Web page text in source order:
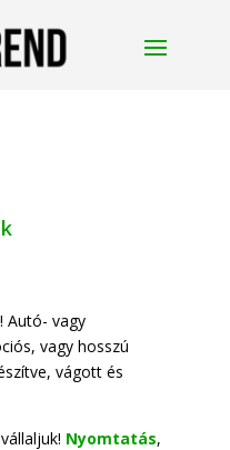
Autó- vagy
vagy hosszú
vágott és
Nyomtatás,